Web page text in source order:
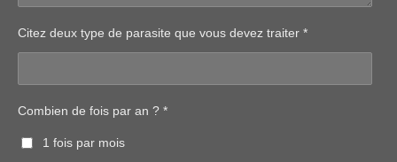
Citez deux type de parasite que vous devez traiter *
Combien de fois par an ? *
1 fois par mois